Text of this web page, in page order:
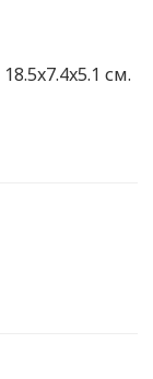
18.5x7.4x5.1 см.